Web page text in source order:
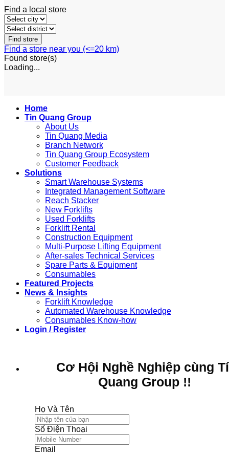
Find a local store
Find a store near you (<=20 km)
Found store(s)
Loading...
Home
Tin Quang Group
About Us
Tin Quang Media
Branch Network
Tin Quang Group Ecosystem
Customer Feedback
Solutions
Smart Warehouse Systems
Integrated Management Software
Reach Stacker
New Forklifts
Used Forklifts
Forklift Rental
Construction Equipment
Multi-Purpose Lifting Equipment
After-sales Technical Services
Spare Parts & Equipment
Consumables
Featured Projects
News & Insights
Forklift Knowledge
Automated Warehouse Knowledge
Consumables Know-how
Login / Register
Cơ Hội Nghề Nghiệp cùng
Quang Group !!
Họ Và Tên
Số Điện Thoại
Email